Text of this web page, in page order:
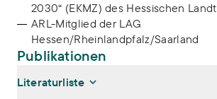
2030“ (EKMZ) des Hessischen
ARL-Mitglied der LAG
Hessen/Rheinlandpfalz/Saarland
Publikationen
Literaturliste